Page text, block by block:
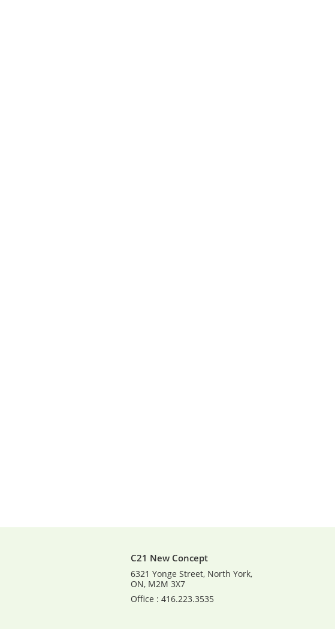
C21 New Concept
6321 Yonge Street, North York,
ON, M2M 3X7
Office : 416.223.3535